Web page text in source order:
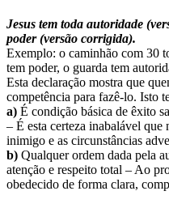
Jesus tem toda autoridade
poder (versão corrigida).
Exemplo: o caminhão com 30
tem poder, o guarda tem
Esta declaração mostra que
competência para fazê-lo. Isto
a) É condição básica de êxito
– É esta certeza inabalável que
inimigo e as circunstâncias
b) Qualquer ordem dada pela
atenção e respeito total – Ao
obedecido de forma clara,